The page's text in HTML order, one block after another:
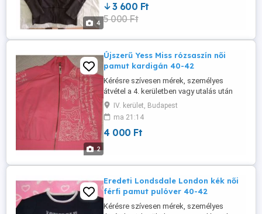
4
3 600 Ft
5 000 Ft
2
Újszerű Yess Miss rózsaszín női
pamut kardigán 40-42
Kérésre szívesen mérek, személyes
átvétel a 4. kerületben vagy utalás után
postázom.
IV. kerület, Budapest
ma 21:14
4 000 Ft
Eredeti Londsdale London kék női
férfi pamut pulóver 40-42
Kérésre szívesen mérek, személyes